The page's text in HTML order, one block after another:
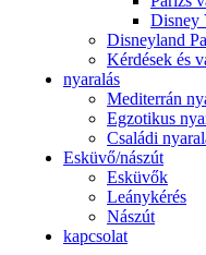
Disney
Disneyland
Kérdések és
nyaralás
Mediterrán
Egzotikus
Családi
Esküvő/nászút
Esküvők
Leánykérés
Nászút
kapcsolat